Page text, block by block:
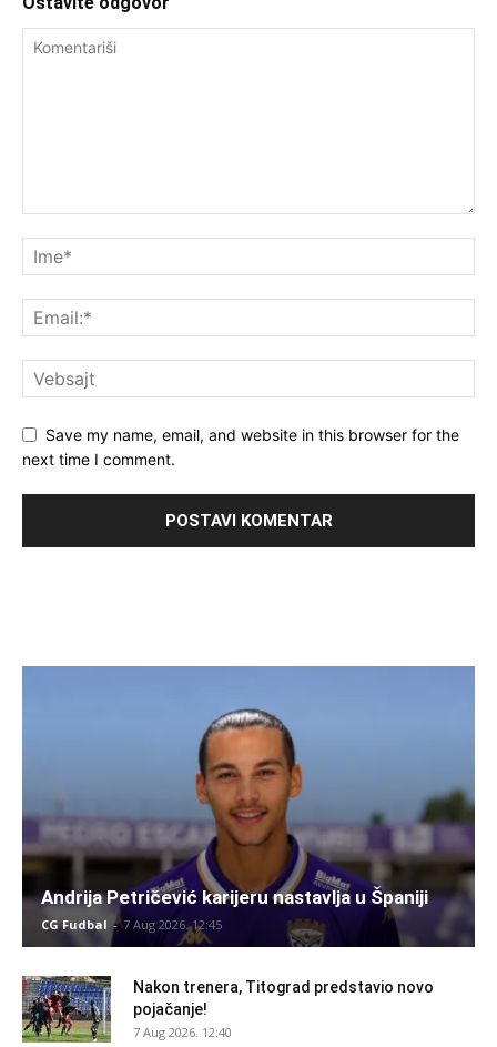
Save my name, email, and website in this browser for the
next time I comment.
Andrija Petričević karijeru nastavlja u Španiji
CG Fudbal - 7 Aug 2026. 12:45
Nakon trenera, Titograd predstavio novo
pojačanje!
7 Aug 2026. 12:40